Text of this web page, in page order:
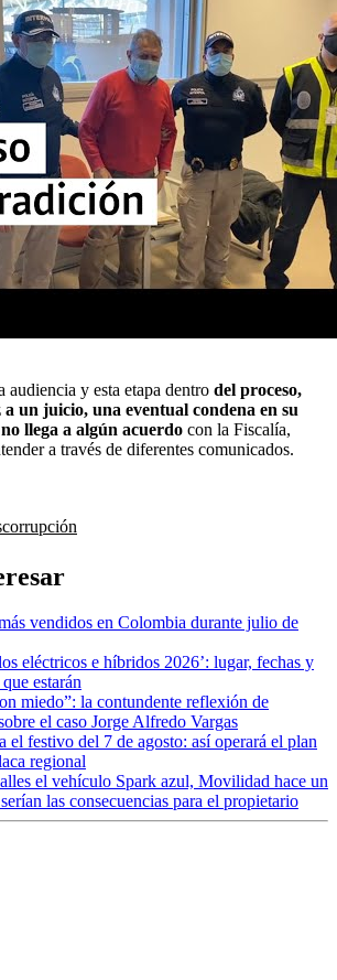
audiencia y esta etapa dentro del proceso,
un juicio, una eventual condena en su
llega a algún acuerdo con la Fiscalía,
a través de diferentes comunicados.
corrupción
vendidos en Colombia durante julio de
eléctricos e híbridos 2026’: lugar, fechas y
estarán
miedo”: la contundente reflexión de
el caso Jorge Alfredo Vargas
el festivo del 7 de agosto: así operará el plan
regional
el vehículo Spark azul, Movilidad hace un
las consecuencias para el propietario